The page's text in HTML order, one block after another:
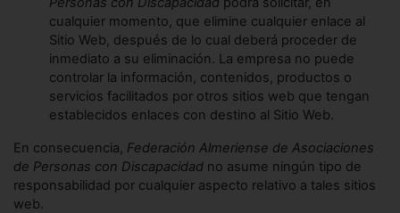
cualquier momento, que elimine cualquier enlace al
Sitio Web, después de lo cual deberá proceder de
inmediato a su eliminación. La empresa no puede
controlar la información, contenidos, productos o
servicios facilitados por otros sitios web que tengan
establecidos enlaces con destino al Sitio Web.
En consecuencia, Federación Almeriense de Asociaciones
de Personas con Discapacidad no asume ningún tipo de
responsabilidad por cualquier aspecto relativo a tales sitios
web.